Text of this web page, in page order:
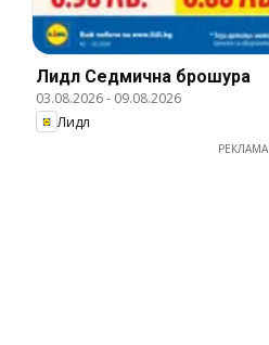
Лидл Cедмична брошура
03.08.2026- 09.08.2026
Лидл
РЕКЛАМА